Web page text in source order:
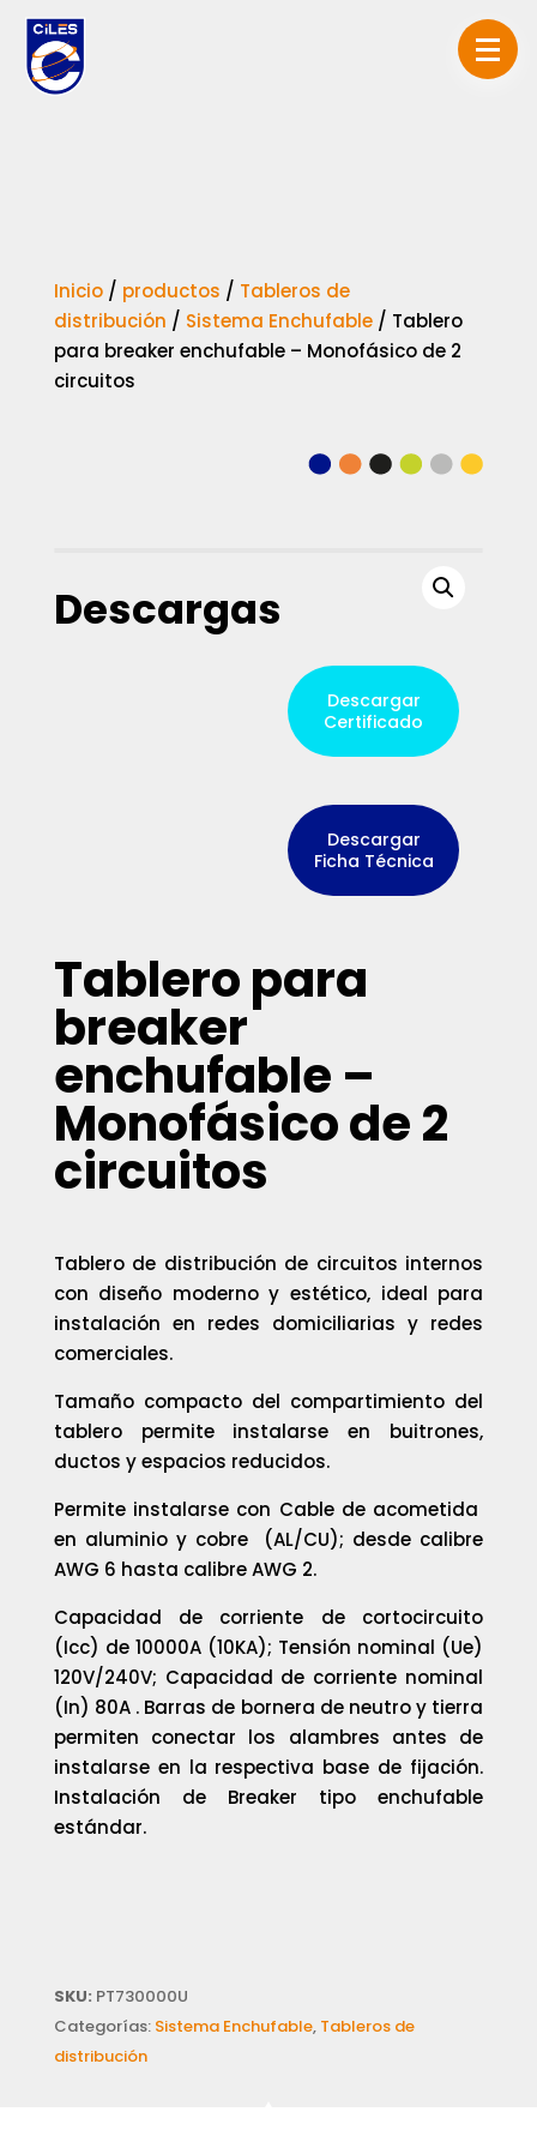
Inicio/ productos / Tableros de
distribución / Sistema Enchufable/ Tablero
para breaker enchufable – Monofásico de 2
circuitos
Descargas
Descargar
Certificado
Descargar
Ficha Técnica
Tablero para
breaker
enchufable –
Monofásico de 2
circuitos
Tablero de distribución de circuitos internos
con diseño moderno y estético, ideal para
instalación en redes domiciliarias y redes
comerciales.
Tamaño compacto del compartimiento del
tablero permite instalarse en buitrones,
ductos y espacios reducidos.
Permite instalarse con Cable de acometida
en aluminio y cobre (AL/CU); desde calibre
AWG 6 hasta calibre AWG 2.
Capacidad de corriente de cortocircuito
(Icc) de 10000A (10KA); Tensión nominal (Ue)
120V/240V; Capacidad de corriente nominal
(In) 80A . Barras de bornera de neutro y tierra
permiten conectar los alambres antes de
instalarse en la respectiva base de fijación.
Instalación de Breaker tipo enchufable
estándar.
SKU: PT730000U
Categorías: Sistema Enchufable, Tableros de
distribución